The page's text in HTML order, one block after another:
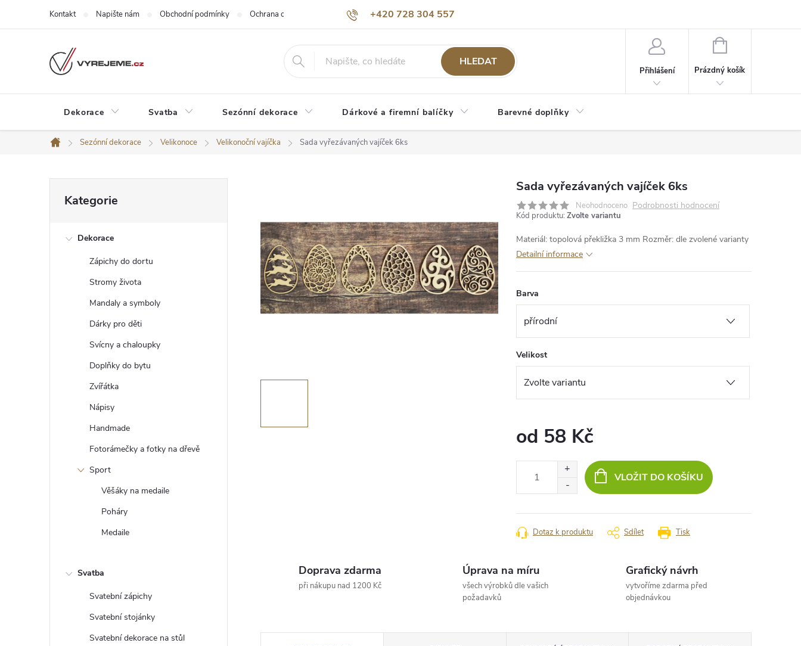
+420 728 304 557
Kontakt Napište nám Obchodní podmínky Ochrana osobních údajů O nás
HLEDAT
Přihlášení
NÁKUPNÍ
Prázdný košík
Dekorace Svatba Sezónní dekorace Dárkové a firemní balíčky Barevné doplňky
Domů
Sezónní dekorace Velikonoce Velikonoční vajíčka Sada vyřezávaných vajíček 6ks
kategorie
Kategorie
Dekorace
Zápichy do dortu
Stromy života
Mandaly a symboly
Dárky pro děti
Svícny a chaloupky
Doplňky do bytu
Zvířátka
Nápisy
Handmade
Fotorámečky a fotky na dřevě
Sport
Věšáky na medaile
Poháry
Medaile
Svatba
Svatební zápichy
Svatební stojánky
Svatební dekorace na stůl
Sada vyřezávaných vajíček 6ks
Neohodnoceno Podrobnosti hodnocení
Kód produktu: Zvolte variantu
Materiál: topolová překližka 3 mm Rozměr: dle zvolené varianty
Detailní informace
Barva
Velikost
od 58 Kč
VLOŽIT DO KOŠÍKU
Tisk
Dotaz k produktu Sdílet
Doprava zdarma
při nákupu nad 1200 Kč
Úprava na míru
všech výrobků dle vašich
požadavků
Grafický návrh
vytvoříme zdarma před
objednávkou